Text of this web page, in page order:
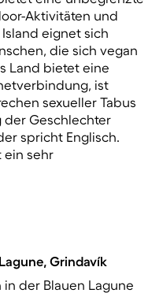
Aktivitäten und
eignet sich
die sich vegan
Land bietet eine
ist
sexueller Tabus
Geschlechter
spricht Englisch.
ein sehr
Grindavík
in der Blauen Lagune